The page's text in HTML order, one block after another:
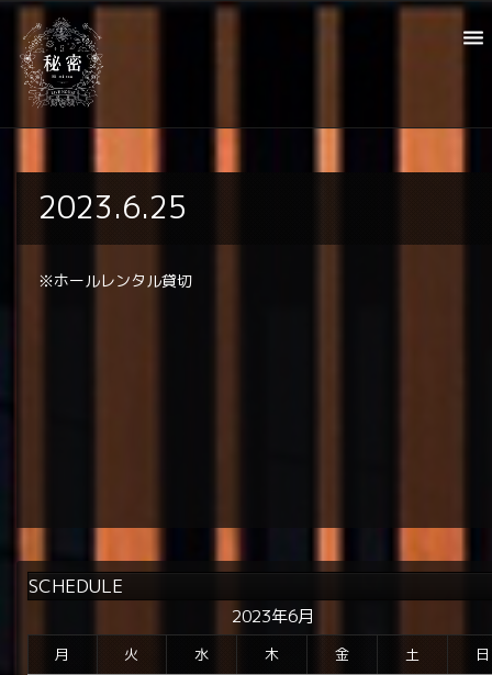
2023.6.25
※ホールレンタル貸切
SCHEDULE
2023年6月
月 火 水 木 金 土 日